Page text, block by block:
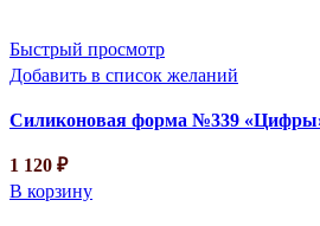
Быстрый просмотр
Добавить в список желаний
Силиконовая форма №339
1 120 ₽
В корзину